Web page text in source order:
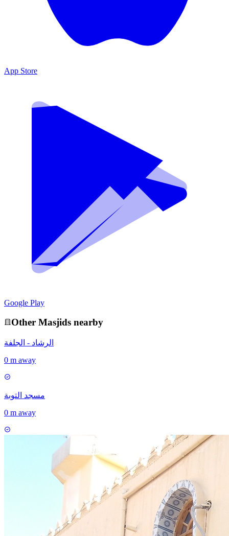
App Store
Google Play
Other Masjids nearby
الرشاد - الجلفة
0 m away
مسجد التوبة
0 m away